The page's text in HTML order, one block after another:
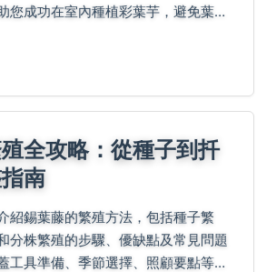
您成功在室內種植彩葉芋，避免葉子
全攻略：從種子到扦
南
紹錫葉藤的繁殖方法，包括種子繁
分株繁殖的步驟、優缺點及常見問題
工具準備、季節選擇、照顧要點等實